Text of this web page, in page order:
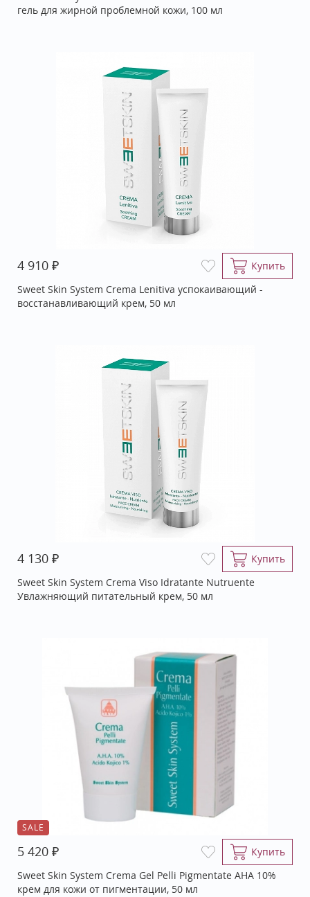
гель для жирной проблемной кожи, 100 мл
4 910 ₽
Купить
Sweet Skin System Crema Lenitiva успокаивающий -
восстанавливающий крем, 50 мл
4 130 ₽
Купить
Sweet Skin System Crema Viso Idratante Nutruente
Увлажняющий питательный крем, 50 мл
SALE
5 420 ₽
Купить
Sweet Skin System Crema Gel Pelli Pigmentate AHA 10%
крем для кожи от пигментации, 50 мл